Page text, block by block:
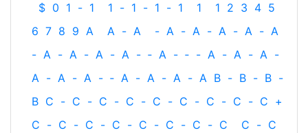
$ 0 1 - 1 1 - 1 - 1 - 1 1 1 2 3 4 5
6 7 8 9 A A - A - A - A - A - A - A
- A - A - A - A - ‐ A - ‐ - A - A - A -
A - A - A - ‐ A - A - A - A B - B - B -
B C - C - C - C - C - C - C - C - C +
C - C - C - C - C - C - C - C C - C